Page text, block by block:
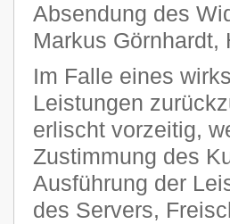
Absendung des
Markus
Im Falle eines
Leistungen
erlischt vorzeitig,
Zustimmung des
Ausführung der
des Servers,